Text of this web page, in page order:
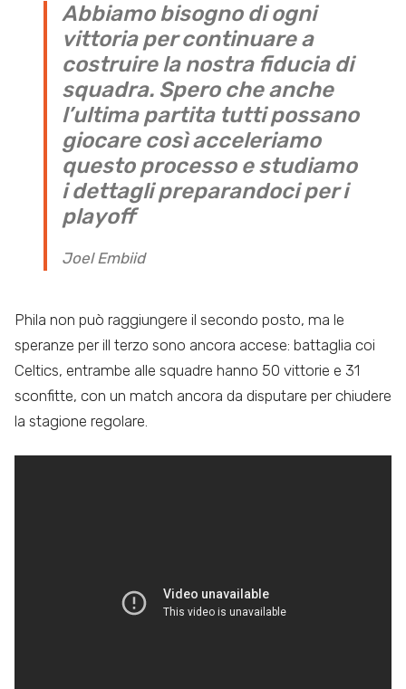
Abbiamo bisogno di ogni
vittoria per continuare a
costruire la nostra fiducia di
squadra. Spero che anche
l’ultima partita tutti possano
giocare così acceleriamo
questo processo e studiamo
i dettagli preparandoci per i
playoff
Joel Embiid
Phila non può raggiungere il secondo posto, ma le
speranze per ill terzo sono ancora accese: battaglia coi
Celtics, entrambe alle squadre hanno 50 vittorie e 31
sconfitte, con un match ancora da disputare per chiudere
la stagione regolare.